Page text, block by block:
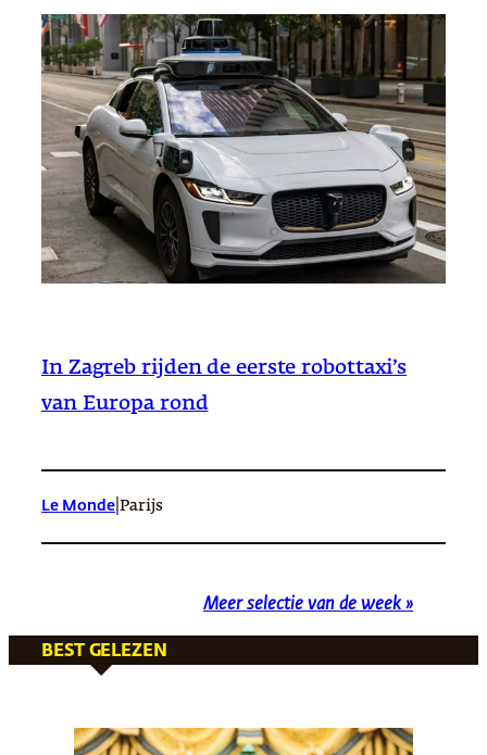
In Zagreb rijden de eerste robottaxi’s
van Europa rond
Le Monde Parijs
Meer selectie van de week »
BEST GELEZEN